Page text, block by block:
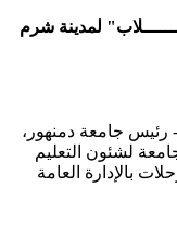
لمدينة شرم
- رئيس جامعة دمنهور،
لشئون التعليم
بالإدارة العامة